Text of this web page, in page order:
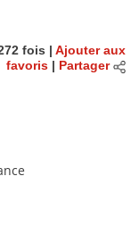
fois | Ajouter aux
favoris| Partager